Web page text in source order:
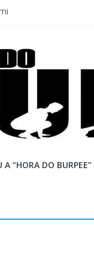
aquém no Games
A “HORA DO BURPEE”